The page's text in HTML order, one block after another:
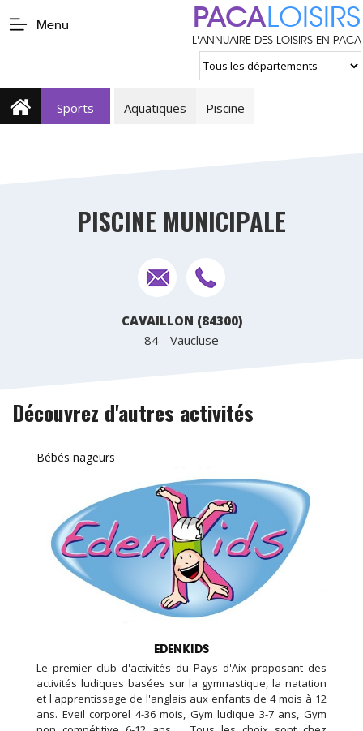
Menu PACALOISIRS
L'ANNUAIRE DES LOISIRS EN PACA
Sports Aquatiques Piscine
PISCINE MUNICIPALE
CAVAILLON (84300)
84 - Vaucluse
Découvrez d'autres activités
Bébés nageurs
EDENKIDS
Le premier club d'activités du Pays d'Aix proposant des
activités ludiques basées sur la gymnastique, la natation
et l'apprentissage de l'anglais aux enfants de 4 mois à 12
ans. Eveil corporel 4-36 mois, Gym ludique 3-7 ans, Gym